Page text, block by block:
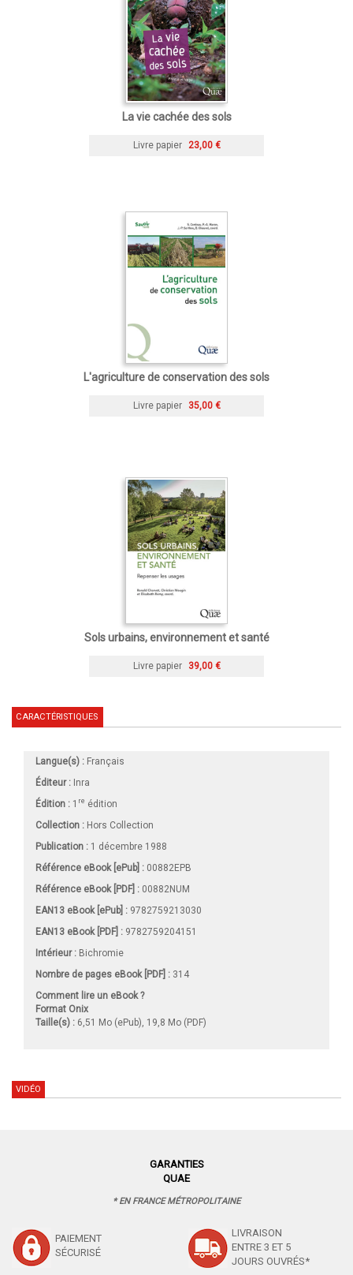
La vie cachée des sols
Livre papier 23,00 €
L'agriculture de conservation des sols
Livre papier 35,00 €
Sols urbains, environnement et santé
Livre papier 39,00 €
CARACTÉRISTIQUES
Langue(s) : Français
Éditeur : Inra
Édition : 1 re édition
Collection : Hors Collection
Publication : 1 décembre 1988
Référence eBook [ePub] : 00882EPB
Référence eBook [PDF] : 00882NUM
EAN13 eBook [ePub] : 9782759213030
EAN13 eBook [PDF] : 9782759204151
Intérieur : Bichromie
Nombre de pages eBook [PDF] : 314
Comment lire un eBook ?
Format Onix
Taille(s) : 6,51 Mo (ePub), 19,8 Mo (PDF)
VIDÉO
GARANTIES
QUAE
* EN FRANCE MÉTROPOLITAINE
PAIEMENT
SÉCURISÉ
LIVRAISON
ENTRE 3 ET 5
JOURS OUVRÉS*